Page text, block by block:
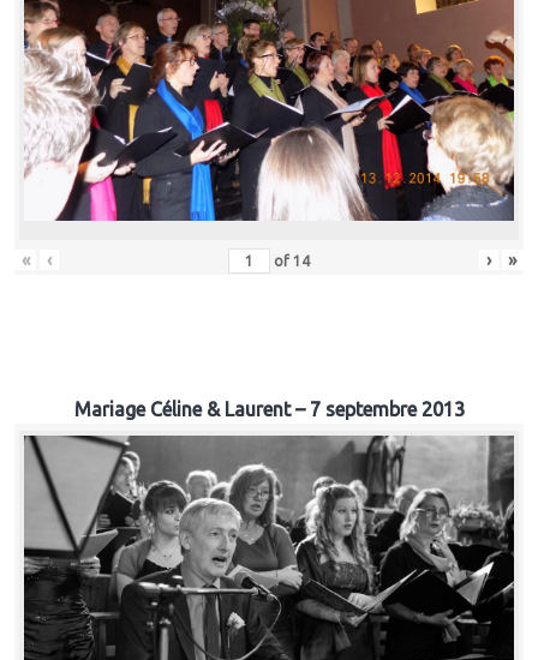
« ‹ of 14 › »
Mariage Céline & Laurent – 7 septembre 2013